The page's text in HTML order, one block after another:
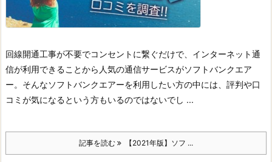
回線開通工事が不要でコンセントに繋ぐだけで、インターネット通
信が利用できることから人気の通信サービスがソフトバンクエア
ー。 そんなソフトバンクエアーを利用したい方の中には、評判や口
コミが気になるという方もいるのではないでし ...
記事を読む 【2021年版】ソフ ...